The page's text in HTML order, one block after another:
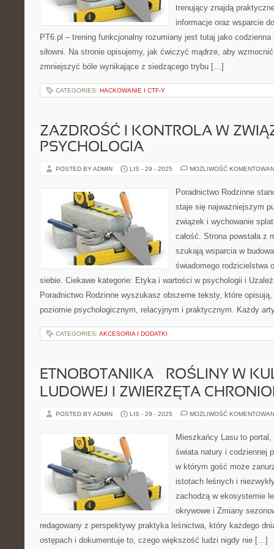
trenujący znajdą
informacje oraz wsparcie
PT6.pl – trening funkcjonalny rozumiany jest tutaj jako
siłowni. Na stronie opisujemy, jak ćwiczyć mądrze, aby
zmniejszyć bóle wynikające z siedzącego trybu […]
CATEGORIES: HACKOWANIE I CTF-Y
ZAZDROŚĆ I KONTROLA W
PSYCHOLOGIA
POSTED BY ADMIN LIS - 29 - 2025 MOŻLIWOŚĆ
Poradnictwo Rodzinne
staje się najważniejszym
związek i wychowanie
całość. Strona powstała
szukają wsparcia w
świadomego rodzicielstwa
siebie. Ciekawe kategorie: Etyka i wartości w psychologii i
Poradnictwo Rodzinne wyszukasz obszerne teksty, które
poziomie psychologicznym, relacyjnym i praktycznym. Każdy
CATEGORIES: AKCESORIA I DODATKI
ETNOBOTANIKA – ROŚLINY W
LUDOWEJ I ZWIERZĘTA
POSTED BY ADMIN LIS - 29 - 2025 MOŻLIWOŚĆ
Mieszkańcy Lasu to
świata natury i codziennej
w którym gość może
istotach leśnych i
zachodzą w ekosystemie
okrywowe i Zmiany
redagowany z perspektywy praktyka leśnictwa, który każdego
ostępach i dokumentuje to, czego większość ludzi nigdy nie […]